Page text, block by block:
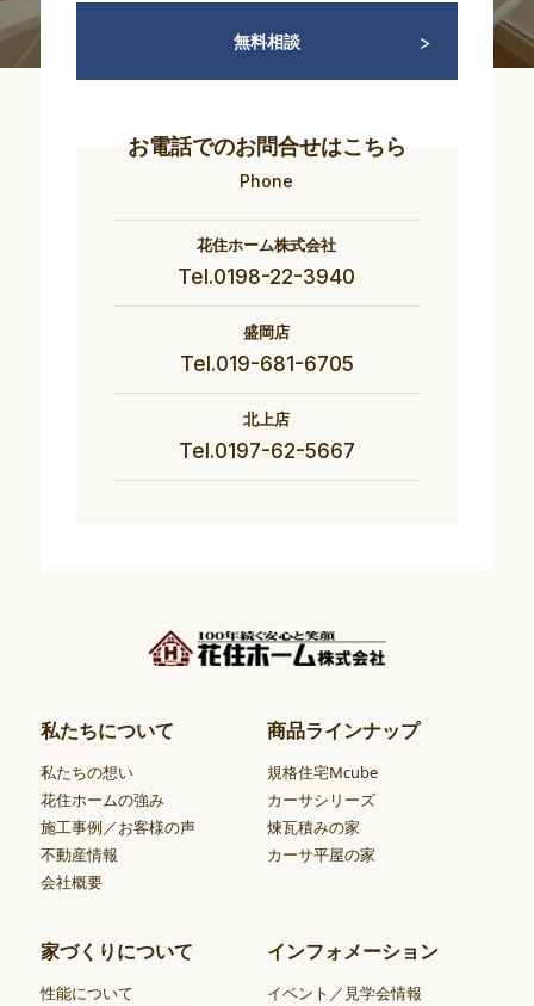
無料相談
お電話でのお問合せはこちら
Phone
花住ホーム株式会社
Tel.0198-22-3940
盛岡店
Tel.019-681-6705
北上店
Tel.0197-62-5667
私たちについて
私たちの想い
花住ホームの強み
施工事例／お客様の声
不動産情報
会社概要
商品ラインナップ
規格住宅Mcube
カーサシリーズ
煉瓦積みの家
カーサ平屋の家
家づくりについて
性能について
インフォメーション
イベント／見学会情報